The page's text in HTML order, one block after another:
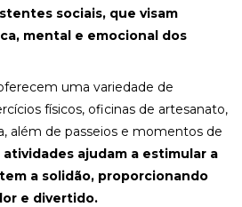
sociais, que visam
mental e emocional dos
uma variedade de
físicos, oficinas de artesanato,
além de passeios e momentos de
atividades ajudam a estimular a
a solidão, proporcionando
e divertido.